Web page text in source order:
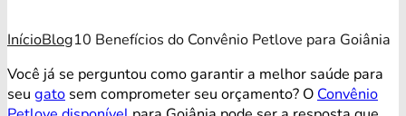
InícioBlog10 Benefícios do Convênio Petlove para Goiânia
Você já se perguntou como garantir a melhor saúde para
seu gato sem comprometer seu orçamento? O Convênio